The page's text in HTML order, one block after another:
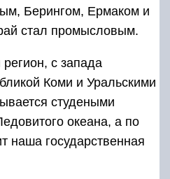
Берингом, Ермаком и
стал промысловым.
с запада
Коми и Уральскими
студеными
океана, а по
наша государственная